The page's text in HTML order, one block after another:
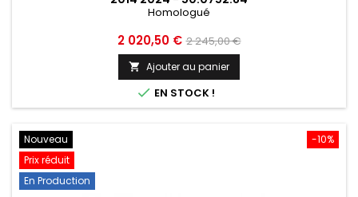
Homologué
Prix
2 020,50 € Prix
de
base
2 245,00 €
 Ajouter au panier
 EN STOCK !
-10%
Nouveau
Prix réduit
En Production